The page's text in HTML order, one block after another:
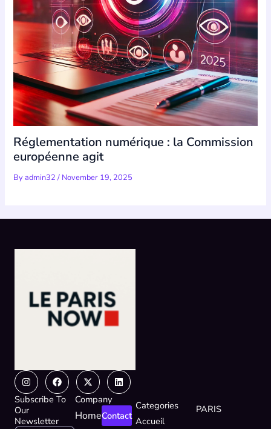
Réglementation numérique : la Commission
européenne agit
Byadmin32/ November 19, 2025
InstagramFacebook
X-
twitter
Linkedin
Subscribe To
Our
Newsletter
Company
HomeContact
Categories
Accueil
PARIS